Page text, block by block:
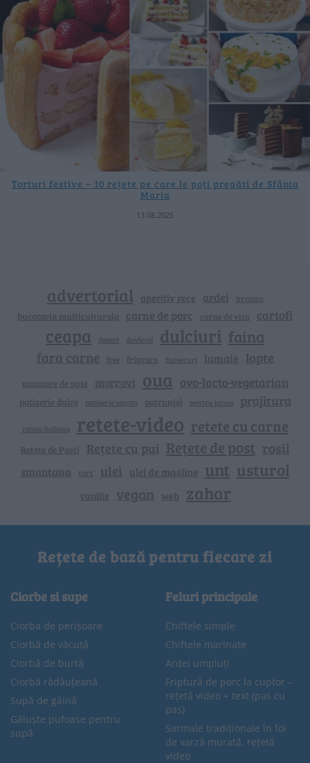
Torturi festive – 10 rețete pe care le poți pregăti de Sfânta
Maria
13.08.2025
advertorial aperitiv rece ardei branza
bucataria multiculturala carne de porc carne de vita cartofi
ceapa desert dovlecei dulciuri faina
fara carne free friptura fursecuri lamaie lapte
mancare de post morcovi oua ovo-lacto-vegetarian
patiserie dulce patiserie sarata patrunjel pentru iarna prajitura
reteta italiana retete-video retete cu carne
Retete de Pasti Rețete cu pui Rețete de post rosii
smantana tort ulei ulei de masline unt usturoi
vanilie vegan web zahar
Rețete de bază pentru fiecare zi
Ciorbe si supe
Ciorba de perișoare
Ciorbă de văcuță
Ciorbă de burtă
Ciorbă rădăuțeană
Supă de găină
Găluște pufoase pentru
supă
Feluri principale
Chiftele simple
Chiftele marinate
Ardei umpluți
Friptură de porc la cuptor –
rețetă video + text (pas cu
pas)
Sarmale tradiționale în foi
de varză murată, rețetă
video